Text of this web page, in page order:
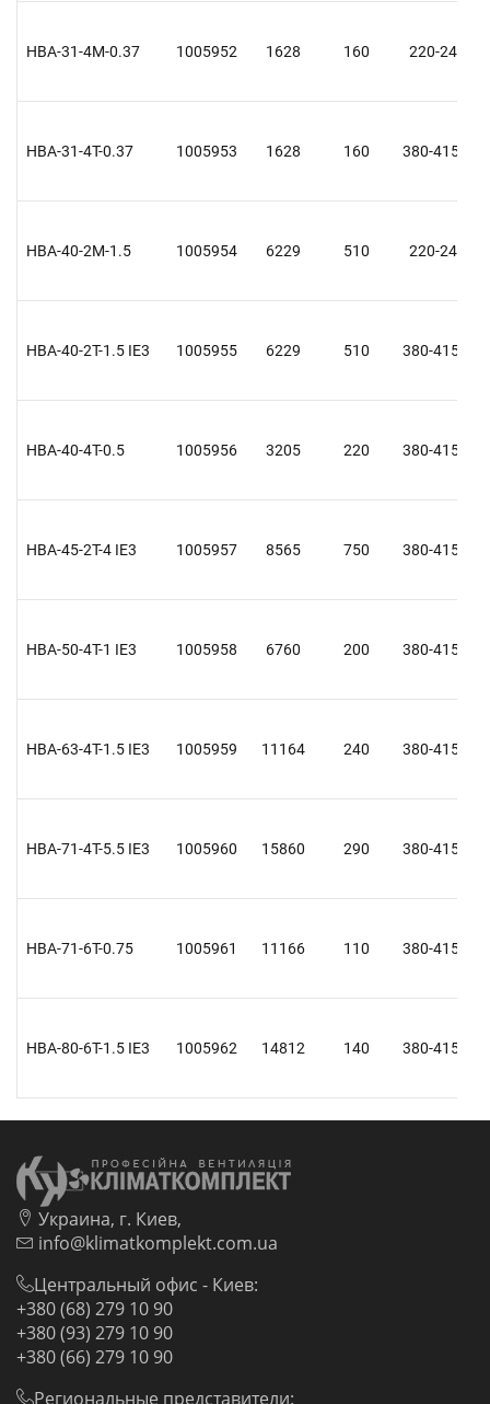
HBA-31-4M-0.37 1005952 1628 160 220-240
HBA-31-4T-0.37 1005953 1628 160 380-415 Y
HBA-40-2M-1.5 1005954 6229 510 220-240
HBA-40-2T-1.5 IE3 1005955 6229 510 380-415 Y
HBA-40-4T-0.5 1005956 3205 220 380-415 Y
HBA-45-2T-4 IE3 1005957 8565 750 380-415 Y
HBA-50-4T-1 IE3 1005958 6760 200 380-415 Y
HBA-63-4T-1.5 IE3 1005959 11164 240 380-415 Y
HBA-71-4T-5.5 IE3 1005960 15860 290 380-415 Y
HBA-71-6T-0.75 1005961 11166 110 380-415 Y
HBA-80-6T-1.5 IE3 1005962 14812 140 380-415 Y
Украина, г. Киев,
info@klimatkomplekt.com.ua
Центральный офис - Киев:
+380 (68) 279 10 90
+380 (93) 279 10 90
+380 (66) 279 10 90
Региональные представители: